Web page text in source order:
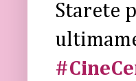
Starete